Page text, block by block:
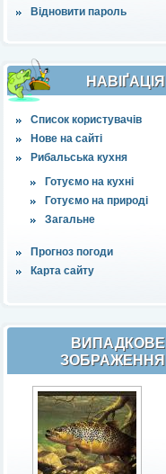
Відновити пароль
НАВІҐАЦІЯ
Список користувачів
Нове на сайті
Рибальська кухня
Готуємо на кухні
Готуємо на природі
Загальне
Прогноз погоди
Карта сайту
ВИПАДКОВЕ
ЗОБРАЖЕННЯ